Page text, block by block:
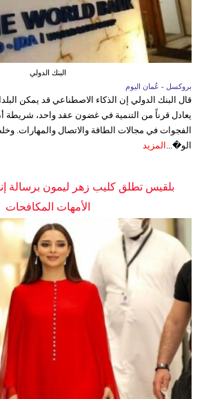
البنك الدولي
بروكسل - عُمان اليوم
قال البنك الدولي إن الذكاء الاصطناعي قد يمكن
يعادل قرناً من التنمية في غضون عقد واحد،
الفجوات في مجالات الطاقة والاتصال والمهارات.
الو�... المزيد
بلقيس تطلق كليب زهر ليمون برسالة
الأمهات المكافحات